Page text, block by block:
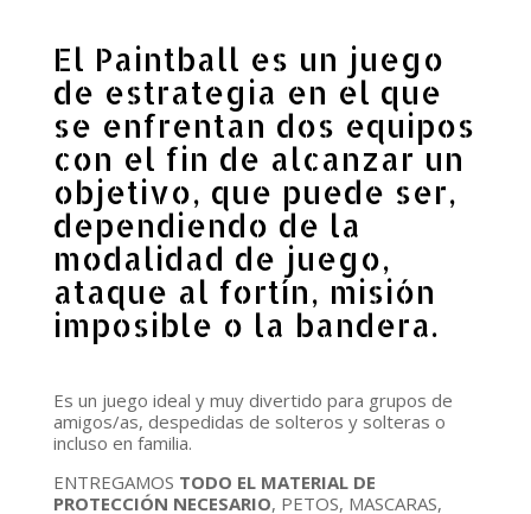
El Paintball es un juego
de estrategia en el que
se enfrentan dos equipos
con el fin de alcanzar un
objetivo, que puede ser,
dependiendo de la
modalidad de juego,
ataque al fortín, misión
imposible o la bandera.
Es un juego ideal y muy divertido para grupos de
amigos/as, despedidas de solteros y solteras o
incluso en familia.
ENTREGAMOS TODO EL MATERIAL DE
PROTECCIÓN NECESARIO, PETOS, MASCARAS,